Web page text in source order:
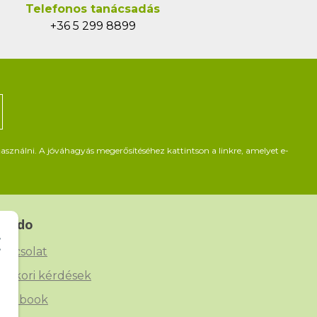
Telefonos tanácsadás
+36 5 299 8899
A jóváhagyás megerősítéséhez kattintson a linkre, amelyet e-
Beado
kérdések